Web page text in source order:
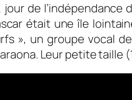
jour de
était une île
», un groupe vocal
Leur petite taille